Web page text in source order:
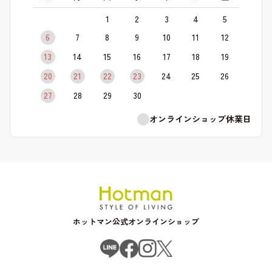
1 2 3 4
5
6
7 8 9 10 11
12
13
14 15 16 17 18
19
20
21 22 23 24 25
26
27
28 29
30
オンラインショップ休業日
ホットマン公式オンラインショップ